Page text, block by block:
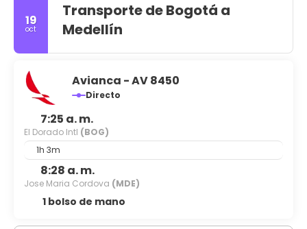
19
oct
Transporte de Bogotá a
Medellín
Avianca - AV 8450
Directo
7:25 a. m.
El Dorado Intl (BOG)
1h 3m
8:28 a. m.
Jose Maria Cordova (MDE)
1 bolso de mano